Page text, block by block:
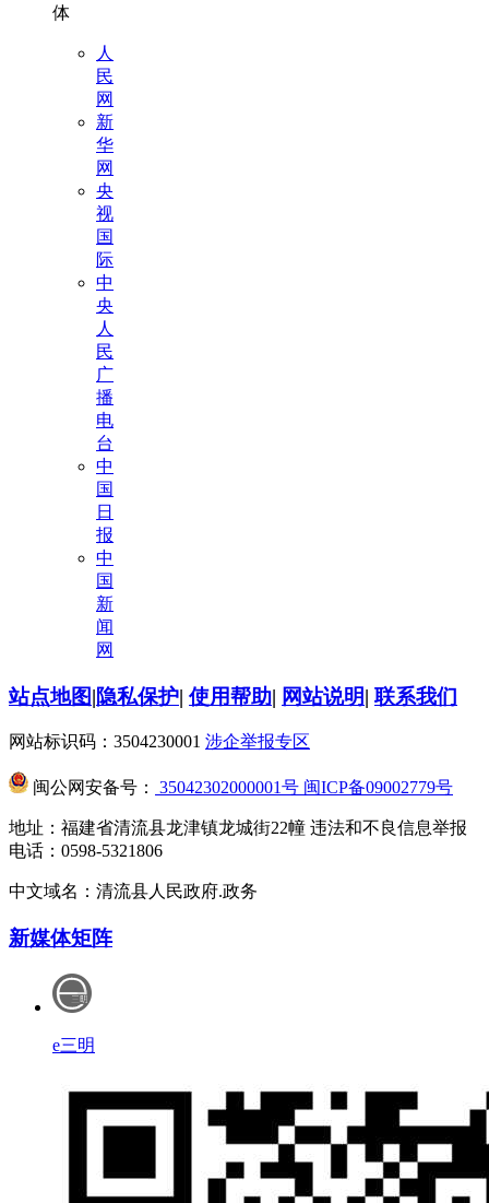
体
人
民
网
新
华
网
央
视
国
际
中
央
人
民
广
播
电
台
中
国
日
报
中
国
新
闻
网
站点地图|隐私保护| 使用帮助| 网站说明| 联系我们
网站标识码：3504230001 涉企举报专区
闽公网安备号： 35042302000001号 闽ICP备09002779号
地址：福建省清流县龙津镇龙城街22幢 违法和不良信息举报
电话：0598-5321806
中文域名：清流县人民政府.政务
新媒体矩阵
e三明